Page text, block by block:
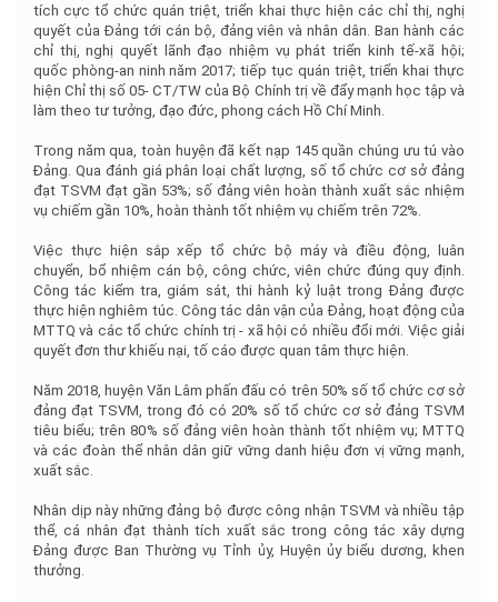
tích cực tổ chức quán triệt, triển khai thực hiện các chỉ thị, nghị
quyết của Đảng tới cán bộ, đảng viên và nhân dân. Ban hành các
chỉ thị, nghị quyết lãnh đạo nhiệm vụ phát triển kinh tế-xã hội;
quốc phòng-an ninh năm 2017; tiếp tục quán triệt, triển khai thực
hiện Chỉ thị số 05- CT/TW của Bộ Chính trị về đẩy mạnh học tập và
làm theo tư tưởng, đạo đức, phong cách Hồ Chí Minh.
Trong năm qua, toàn huyện đã kết nạp 145 quần chúng ưu tú vào
Đảng. Qua đánh giá phân loại chất lượng, số tổ chức cơ sở đảng
đạt TSVM đạt gần 53%; số đảng viên hoàn thành xuất sắc nhiệm
vụ chiếm gần 10%, hoàn thành tốt nhiệm vụ chiếm trên 72%.
Việc thực hiện sắp xếp tổ chức bộ máy và điều động, luân
chuyển, bổ nhiệm cán bộ, công chức, viên chức đúng quy định.
Công tác kiểm tra, giám sát, thi hành kỷ luật trong Đảng được
thực hiện nghiêm túc. Công tác dân vận của Đảng, hoạt động của
MTTQ và các tổ chức chính trị - xã hội có nhiều đổi mới. Việc giải
quyết đơn thư khiếu nại, tố cáo được quan tâm thực hiện.
Năm 2018, huyện Văn Lâm phấn đấu có trên 50% số tổ chức cơ sở
đảng đạt TSVM, trong đó có 20% số tổ chức cơ sở đảng TSVM
tiêu biểu; trên 80% số đảng viên hoàn thành tốt nhiệm vụ; MTTQ
và các đoàn thể nhân dân giữ vững danh hiệu đơn vị vững mạnh,
xuất sắc.
Nhân dịp này những đảng bộ được công nhận TSVM và nhiều tập
thể, cá nhân đạt thành tích xuất sắc trong công tác xây dựng
Đảng được Ban Thường vụ Tỉnh ủy, Huyện ủy biểu dương, khen
thưởng.